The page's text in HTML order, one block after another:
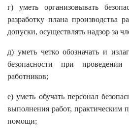
г) уметь организовывать
разработку плана производства
допуски, осуществлять надзор за
д) уметь четко обозначать и
безопасности при проведении
работников;
е) уметь обучать персонал
выполнения работ, практическим
помощи;